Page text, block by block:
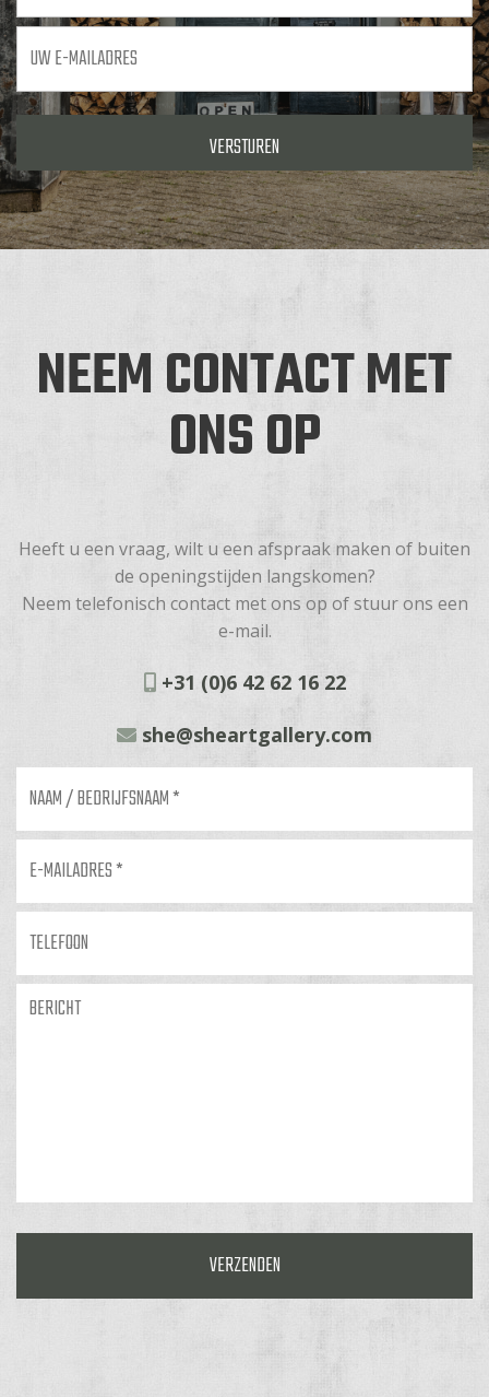
mailadres *
NEEM CONTACT MET
ONS OP
Heeft u een vraag, wilt u een afspraak maken of buiten
de openingstijden langskomen?
Neem telefonisch contact met ons op of stuur ons een
e-mail.
+31 (0)6 42 62 16 22
she@sheartgallery.com
bedrijfsnaam
mailadres *